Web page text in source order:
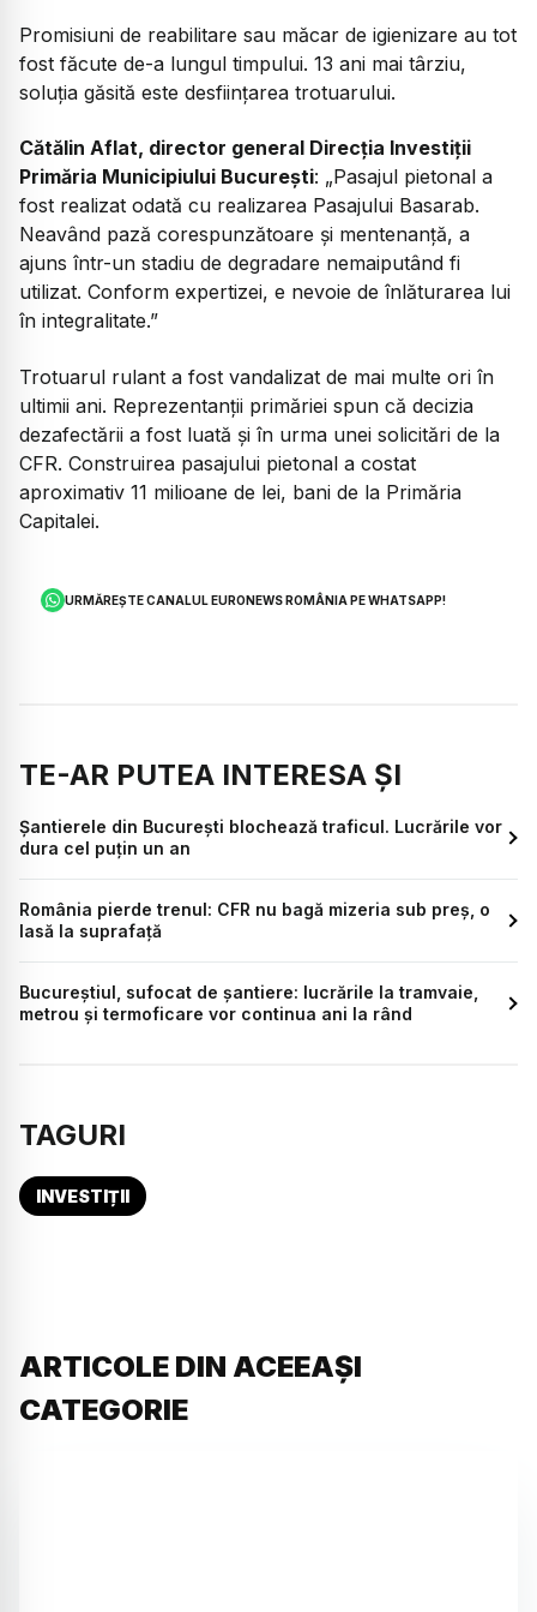
Promisiuni de reabilitare sau măcar de igienizare au tot
fost făcute de-a lungul timpului. 13 ani mai târziu,
soluția găsită este desființarea trotuarului.
Cătălin Aflat, director general Direcția Investiții
Primăria Municipiului București: „Pasajul pietonal a
fost realizat odată cu realizarea Pasajului Basarab.
Neavând pază corespunzătoare și mentenanță, a
ajuns într-un stadiu de degradare nemaiputând fi
utilizat. Conform expertizei, e nevoie de înlăturarea lui
în integralitate.”
Trotuarul rulant a fost vandalizat de mai multe ori în
ultimii ani. Reprezentanții primăriei spun că decizia
dezafectării a fost luată și în urma unei solicitări de la
CFR. Construirea pasajului pietonal a costat
aproximativ 11 milioane de lei, bani de la Primăria
Capitalei.
URMĂREȘTE CANALUL EURONEWS ROMÂNIA PE WHATSAPP!
TE-AR PUTEA INTERESA ȘI
Șantierele din București blochează traficul. Lucrările vor
dura cel puțin un an
România pierde trenul: CFR nu bagă mizeria sub preș, o
lasă la suprafață
Bucureștiul, sufocat de șantiere: lucrările la tramvaie,
metrou și termoficare vor continua ani la rând
TAGURI
INVESTIȚII
ARTICOLE DIN ACEEAȘI
CATEGORIE